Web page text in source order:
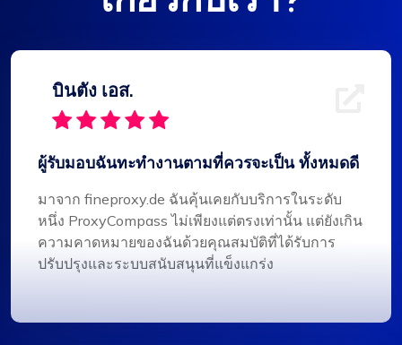
บินตัง เอส.
ผู้รับมอบฉันทะทำงานตามที่ควรจะเป็น ทั้งหมดดี
มาจาก fineproxy.de ฉันคุ้นเคยกับบริการในระดับ
หนึ่ง ProxyCompass ไม่เพียงแต่ตรงเท่านั้น แต่ยังเกิน
ความคาดหมายของฉันด้วยคุณสมบัติที่ได้รับการ
ปรับปรุงและระบบสนับสนุนที่แข็งแกร่ง